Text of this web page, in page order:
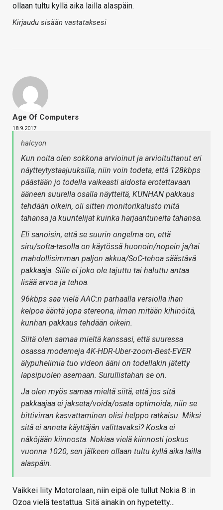
ollaan tultu kyllä aika lailla alaspäin.
Kirjaudu sisään vastataksesi
Age Of Computers
18.9.2017
halcyon
Kun noita olen sokkona arvioinut ja arvioituttanut eri
näytteytystaajuuksilla, niin voin todeta, että 128kbps
päästään jo todella vaikeasti aidosta erotettavaan
ääneen suurella osalla näytteitä, KUNHAN pakkaus
tehdään oikein, oli sitten monitorikalusto mitä
tahansa ja kuuntelijat kuinka harjaantuneita tahansa.
Eli sanoisin, että se suurin ongelma on, että
siru/softa-tasolla on käytössä huonoin/nopein ja/tai
mahdollisimman paljon akkua/SoC-tehoa säästävä
pakkaaja. Sille ei joko ole tajuttu tai haluttu antaa
lisää arvoa ja tehoa.
96kbps saa vielä AAC:n parhaalla versiolla ihan
kelpoa ääntä jopa stereona, ilman mitään kihinöitä,
kunhan pakkaus tehdään oikein.
Siitä olen samaa mieltä kanssasi, että suuressa
osassa moderneja 4K-HDR-Uber-zoom-Best-EVER
älypuhelimia tuo videon ääni on todellakin jätetty
lapsipuolen asemaan. Surullistahan se on.
Ja olen myös samaa mieltä siitä, että jos sitä
pakkaajaa ei jakseta/voida/osata optimoida, niin se
bittivirran kasvattaminen olisi helppo ratkaisu. Miksi
sitä ei anneta käyttäjän valittavaksi? Koska ei
näköjään kiinnosta. Nokiaa vielä kiinnosti joskus
vuonna 1020, sen jälkeen ollaan tultu kyllä aika lailla
alaspäin.
Vaikkei liity Motorolaan, niin eipä ole tullut Nokia 8 :in
Ozoa vielä testattua. Sitä ainakin on hypetetty…